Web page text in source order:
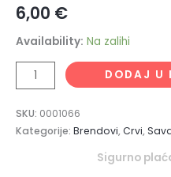
6,00 €
Availability: Na zalihi
DODAJ U
SKU: 0001066
Kategorije: Brendovi,Crvi,
Sigurno